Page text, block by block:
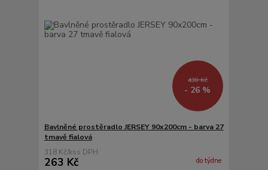
430 Kč
- 26 %
Bavlněné prostěradlo JERSEY 90x200cm - barva 27
tmavě fialová
318 Kč/ks
263 Kč do týdne